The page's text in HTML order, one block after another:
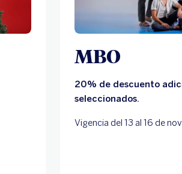
MBO
20% de descuento
seleccionados.
Vigencia del 13 al 16 de